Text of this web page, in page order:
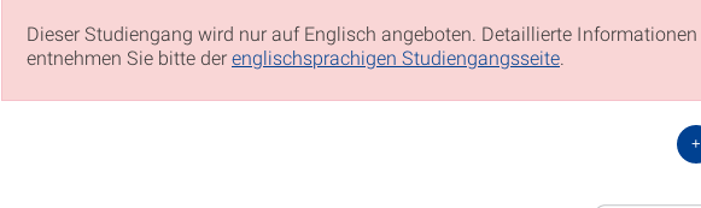
Dieser Studiengang wird nur auf Englisch angeboten. Detaillierte Informationen
entnehmen Sie bitte derenglischsprachigen Studiengangsseite
+